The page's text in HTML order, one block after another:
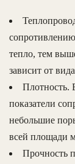
тепло, тем
зависит от
Плотность.
показатели
небольшие
всей площади
Прочность